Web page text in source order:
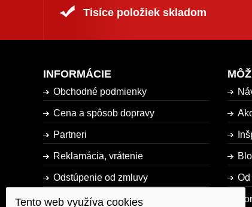
Tisíce položiek skladom
INFORMÁCIE
Obchodné podmienky
Cena a spôsob dopravy
Partneri
Reklamácia, vrátenie
Odstúpenie od zmluvy
Dostupnosť tovaru
Tento web využíva cookies